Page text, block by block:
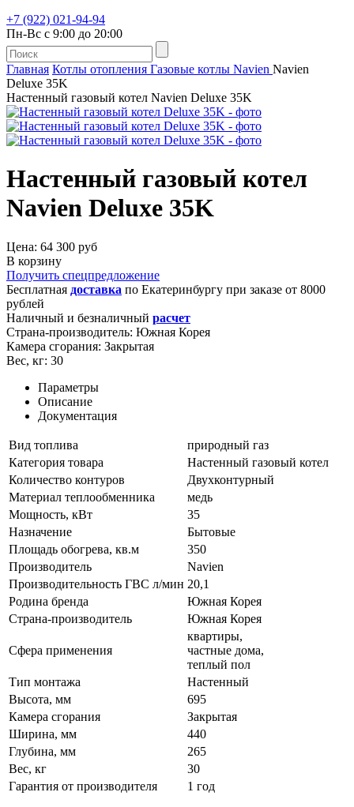
+7 (922) 021-94-94
Пн-Вс с 9:00 до 20:00
Главная Котлы отопления Газовые котлы Navien Navien
Deluxe 35K
Настенный газовый котел Navien Deluxe 35K
Настенный газовый котел
Navien Deluxe 35K
Цена: 64 300 руб
В корзину
Получить спецпредложение
Бесплатная доставка по Екатеринбургу при заказе от 8000
рублей
Наличный и безналичный расчет
Страна-производитель: Южная Корея
Камера сгорания: Закрытая
Вес, кг: 30
Параметры
Описание
Документация
Вид топлива
природный газ
Категория товара
Настенный газовый котел
Количество контуров
Двухконтурный
Материал теплообменника
медь
Мощность, кВт
35
Назначение
Бытовые
Площадь обогрева, кв.м
350
Производитель
Navien
Производительность ГВС л/мин 20,1
Родина бренда
Южная Корея
Страна-производитель
Южная Корея
Сфера применения
квартиры,
частные дома,
теплый пол
Тип монтажа
Настенный
Высота, мм
695
Камера сгорания
Закрытая
Ширина, мм
440
Глубина, мм
265
Вес, кг
30
Гарантия от производителя
1 год